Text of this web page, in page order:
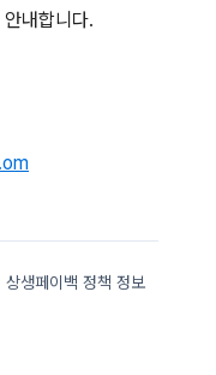
내합니다.
생페이백 정책 정보